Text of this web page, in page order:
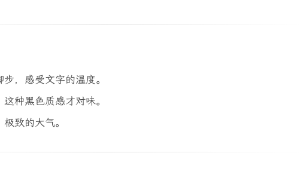
，感受文字的温度。
种黑色质感才对味。
致的大气。